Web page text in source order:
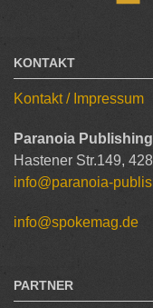
KONTAKT
Kontakt / Impressum
Paranoia
Hastener Str.149,
info@paranoia-
info@spokemag.de
PARTNER